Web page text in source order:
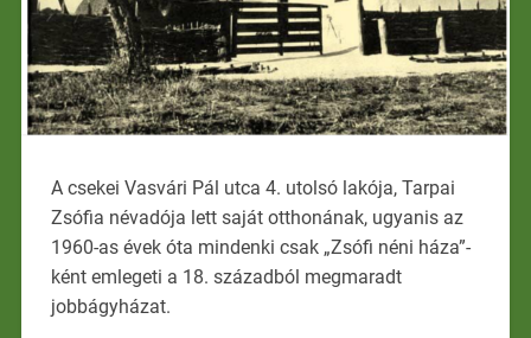
A csekei Vasvári Pál utca 4. utolsó lakója, Tarpai
Zsófia névadója lett saját otthonának, ugyanis az
1960-as évek óta mindenki csak „Zsófi néni háza”-
ként emlegeti a 18. századból megmaradt
jobbágyházat.